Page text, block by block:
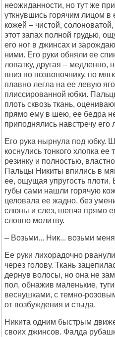
неожиданности, но тут же
уткнувшись горячим лицом
кожей – чистой,
этот запах полной грудью,
его ног в джинсах и
ними. Его руки обняли ее
лопатку, другая – медленно,
вниз по позвоночнику, по
плавно легла на ее левую
плиссированной юбки.
плоть сквозь ткань,
прямо ему в шею, ее бедра
приподнялись навстречу его
Его рука нырнула под юбку.
коснулись тонкого хлопка ее
резинку и полностью,
Пальцы Никиты впились в
ее, ощущая упругость плоти.
губы сами нашли горячую
целовала ее жадно, без
слюны и слез, шепча прямо
словно молитву.
– Возьми... Ник... возьми
Ее руки лихорадочно
через голову. Ткань
дернув волосы, но она не
пол, обнажив маленькие,
веснушками, с темно-
от возбуждения и стыда.
Никита одним быстрым
своих джинсов. Фалда